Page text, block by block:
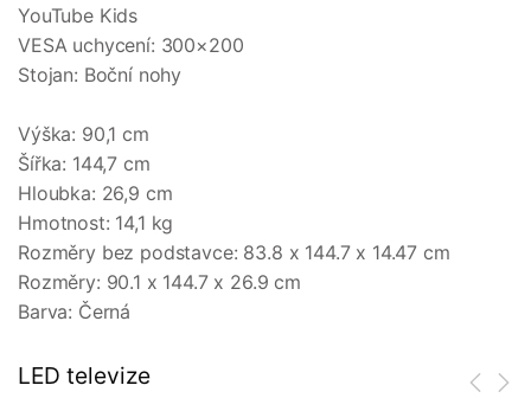
YouTube Kids
VESA uchycení: 300×200
Stojan: Boční nohy
Výška: 90,1 cm
Šířka: 144,7 cm
Hloubka: 26,9 cm
Hmotnost: 14,1 kg
Rozměry bez podstavce: 83.8 x 144.7 x 14.47 cm
Rozměry: 90.1 x 144.7 x 26.9 cm
Barva: Černá
LED televize